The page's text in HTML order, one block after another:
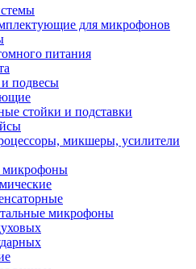
для микрофонов
питания
подвесы
стойки и подставки
микшеры, усилители
микрофоны
микрофоны